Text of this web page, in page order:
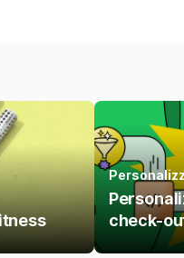
check-